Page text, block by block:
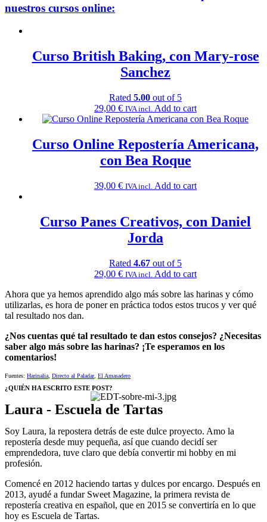
nuestros cursos online:
Curso British Baking, con Mary-rose
Sanchez
Rated 5.00 out of 5
29,00 € IVA incl. Add to cart
Curso Online Repostería Americana,
con Bea Roque
39,00 € IVA incl. Add to cart
Curso Panes Creativos, con Daniel
Jorda
Rated 4.67 out of 5
29,00 € IVA incl. Add to cart
Ahora que ya hemos aprendido algo más sobre las harinas y cómo
utilizarlas, es hora de poner en práctica todos estos trucos y ver qué
tal resultado nos dan.
¿Nos cuentas qué tal resultado te dan estos consejos? ¿Necesitas
saber algo más sobre las harinas? ¡Te esperamos en los
comentarios!
Fuentes: Harinalia Directo al Paladar, El Amasadero
¿QUIÉN HA ESCRITO ESTE POST?
Laura - Escuela de Tartas
Soy Laura, la repostera detrás de este dulce proyecto. Amo la
repostería desde muy pequeña, así que cuando decidí ser
emprendedora, tuve claro que debía convertir mi hobby en mi
profesión.
Comencé en 2012 haciendo tartas y dulces por encargo. Después en
2013, ayudé a fundar Sweet Magazine, la primera revista de
repostería creativa en español, que en 2015 se convertiría en lo que
hoy es Escuela de Tartas.